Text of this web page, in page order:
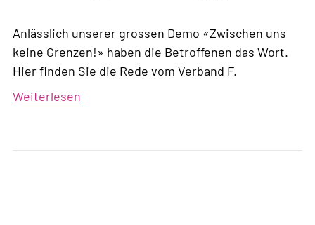
Anlässlich unserer grossen Demo «Zwischen uns
keine Grenzen!» haben die Betroffenen das Wort.
Hier finden Sie die Rede vom Verband F.
Weiterlesen
Wunsch